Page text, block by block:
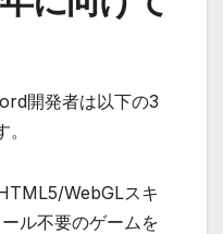
開発者は以下の3
WebGLスキ
ル不要のゲームを